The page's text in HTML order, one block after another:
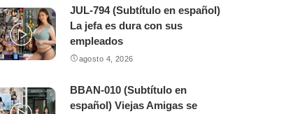
JUL-794 (Subtítulo en español)
La jefa es dura con sus
empleados
agosto 4, 2026
BBAN-010 (Subtítulo en
español) Viejas Amigas se